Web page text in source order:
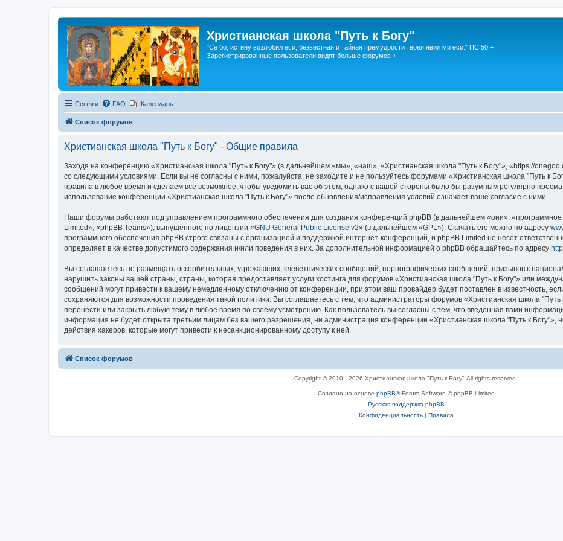
Христианская школа "Путь к Богу"
"Се бо, истину возлюбил еси, безвестная и тайная премудрости твоея явил ми еси." ПС 50 +
Зарегистрированные пользователи видят больше форумов +
Ссылки FAQ Календарь
Список форумов
Христианская школа "Путь к Богу" - Общие правила
Заходя на конференцию «Христианская школа "Путь к Богу"» (в дальнейшем «мы», «наш», «Христианская школа "Путь к Богу"», «https://
со следующими условиями. Если вы не согласны с ними, пожалуйста, не заходите и не пользуйтесь форумами «Христианская школа "Путь к
правила в любое время и сделаем всё возможное, чтобы уведомить вас об этом, однако с вашей стороны было бы разумным регулярно
использование конференции «Христианская школа "Путь к Богу"» после обновления/исправления условий означает ваше согласие с ними.
Наши форумы работают под управлением программного обеспечения для создания конференций phpBB (в дальнейшем «они»,
Limited», «phpBB Teams»), выпущенного по лицензии «GNU General Public License v2» (в дальнейшем «GPL»). Скачать его можно по адресу
программного обеспечения phpBB строго связаны с организацией и поддержкой интернет-конференций, и phpBB Limited не несёт
определяет в качестве допустимого содержания и/или поведения в них. За дополнительной информацией о phpBB обращайтесь по адресу
Вы соглашаетесь не размещать оскорбительных, угрожающих, клеветнических сообщений, порнографических сообщений, призывов к
нарушить законы вашей страны, страны, которая предоставляет услуги хостинга для форумов «Христианская школа "Путь к Богу"» или
сообщений могут привести к вашему немедленному отключению от конференции, при этом ваш провайдер будет поставлен в известность,
сохраняются для возможности проведения такой политики. Вы соглашаетесь с тем, что администраторы форумов «Христианская школа "Путь
перенести или закрыть любую тему в любое время по своему усмотрению. Как пользователь вы согласны с тем, что введённая вами
информация не будет открыта третьим лицам без вашего разрешения, ни администрация конференции «Христианская школа "Путь к Богу"»,
действия хакеров, которые могут привести к несанкционированному доступу к ней.
Список форумов
Copyright © 2010 - 2026 Христианская школа "Путь к Богу" All rights reserved.
Создано на основе phpBB® Forum Software © phpBB Limited
Русская поддержка phpBB
Конфиденциальность| Правила